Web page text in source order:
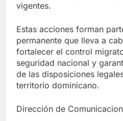
vigentes.
Estas acciones forman
permanente que lleva a
fortalecer el control
seguridad nacional y
de las disposiciones
territorio dominicano.
Dirección de